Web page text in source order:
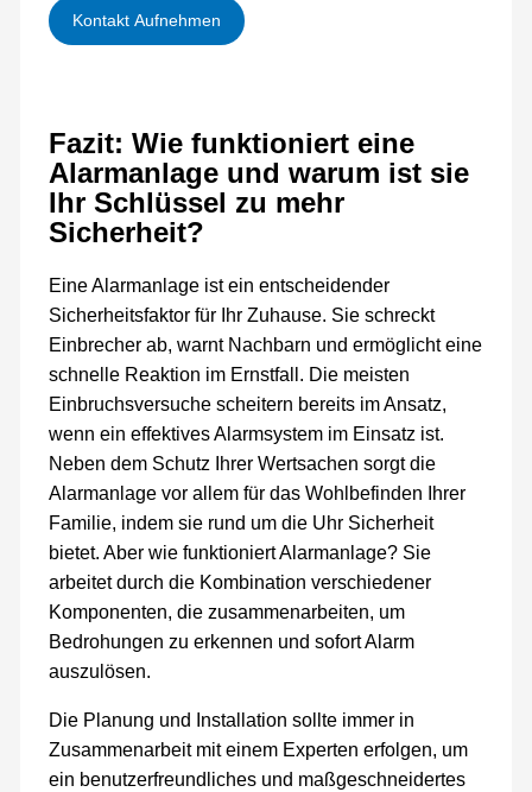
Kontakt Aufnehmen
Fazit: Wie funktioniert eine
Alarmanlage und warum ist sie
Ihr Schlüssel zu mehr
Sicherheit?
Eine Alarmanlage ist ein entscheidender
Sicherheitsfaktor für Ihr Zuhause. Sie schreckt
Einbrecher ab, warnt Nachbarn und ermöglicht eine
schnelle Reaktion im Ernstfall. Die meisten
Einbruchsversuche scheitern bereits im Ansatz,
wenn ein effektives Alarmsystem im Einsatz ist.
Neben dem Schutz Ihrer Wertsachen sorgt die
Alarmanlage vor allem für das Wohlbefinden Ihrer
Familie, indem sie rund um die Uhr Sicherheit
bietet. Aber wie funktioniert Alarmanlage? Sie
arbeitet durch die Kombination verschiedener
Komponenten, die zusammenarbeiten, um
Bedrohungen zu erkennen und sofort Alarm
auszulösen.
Die Planung und Installation sollte immer in
Zusammenarbeit mit einem Experten erfolgen, um
ein benutzerfreundliches und maßgeschneidertes